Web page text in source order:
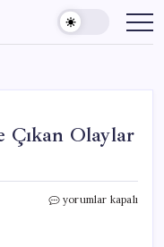
Olaylar
24
yorumlar kapalı